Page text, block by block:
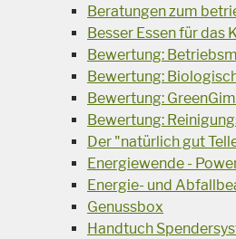
Beratungen zum
Besser Essen für das
Bewertung:
Bewertung:
Bewertung:
Bewertung:
Der "natürlich gut
Energiewende -
Energie- und
Genussbox
Handtuch